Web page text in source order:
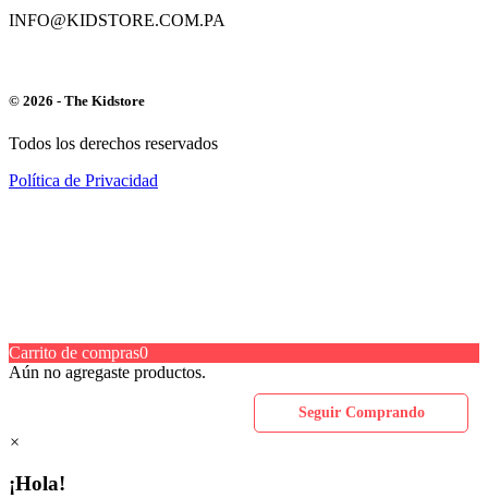
INFO@KIDSTORE.COM.PA
© 2026 - The Kidstore
Todos los derechos reservados
Política de Privacidad
Carrito de compras0
Aún no agregaste productos.
Seguir Comprando
×
¡Hola!